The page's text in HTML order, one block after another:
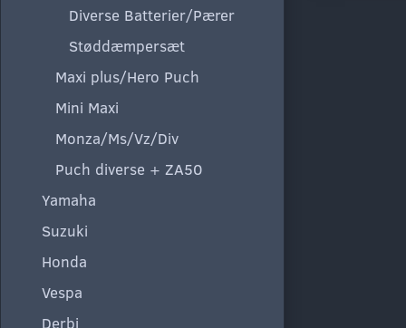
Diverse Batterier/Pærer
Støddæmpersæt
Maxi plus/Hero Puch
Mini Maxi
Monza/Ms/Vz/Div
Puch diverse + ZA50
Yamaha
Suzuki
Honda
Vespa
Derbi